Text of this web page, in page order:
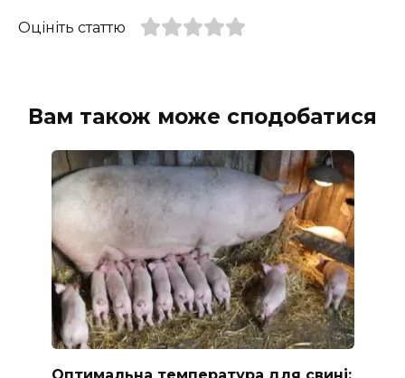
Оцініть статтю
Вам також може сподобатися
Оптимальна температура для свині: